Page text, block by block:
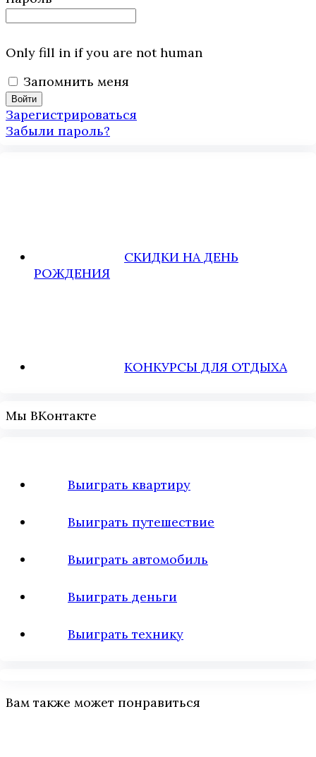
Only fill in if you are not human
Запомнить меня
Зарегистрироваться
Забыли пароль?
СКИДКИ НА ДЕНЬ
РОЖДЕНИЯ
КОНКУРСЫ ДЛЯ ОТДЫХА
Мы ВКонтакте
Выиграть квартиру
Выиграть путешествие
Выиграть автомобиль
Выиграть деньги
Выиграть технику
Вам также может понравиться